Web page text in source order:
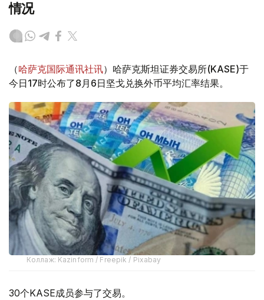
情况
（哈萨克国际通讯社讯）哈萨克斯坦证券交易所(KASE)于
今日17时公布了8月6日坚戈兑换外币平均汇率结果。
Коллаж: Kazinform / Freepik / Pixabay
30个KASE成员参与了交易。